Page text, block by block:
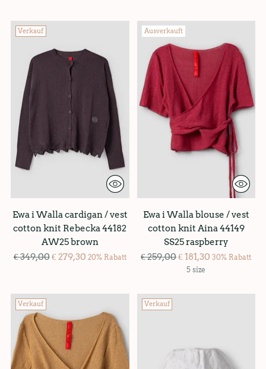
Verkauf
Ewa i Walla cardigan / vest
cotton knit Rebecka 44182
AW25 brown
Regulärer
€ 349,00€ 279,30 20% Rabatt
Ausverkauft
Ewa i Walla blouse / vest
cotton knit Aina 44149
SS25 raspberry
Regulärer
€ 259,00€ 181,30 30% Rabatt
5 size
Verkauf Verkauf